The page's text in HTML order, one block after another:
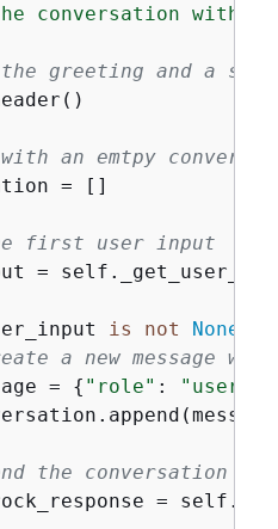
conversation with
greeting and a
an emtpy
= []
first user input
=
is not None
a new message
=
{ "role" : "user"
the conversation to
=